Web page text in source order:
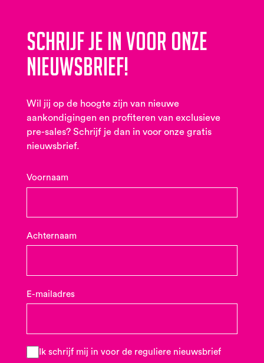
Schrijf je in voor onze
nieuwsbrief!
Wil jij op de hoogte zijn van nieuwe
aankondigingen en profiteren van exclusieve
pre-sales? Schrijf je dan in voor onze gratis
nieuwsbrief.
Voornaam
Achternaam
E-mailadres
Ik schrijf mij in voor de reguliere nieuwsbrief